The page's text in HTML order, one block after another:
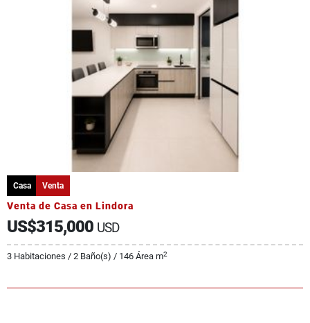
Casa Venta
Venta de Casa en Lindora
US$315,000 USD
3 Habitaciones / 2 Baño(s) / 146 Área m2